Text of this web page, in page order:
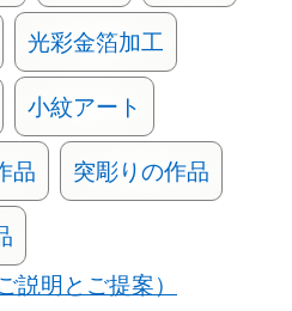
光彩金箔加工
小紋アート
品 突彫りの作品
説明とご提案）